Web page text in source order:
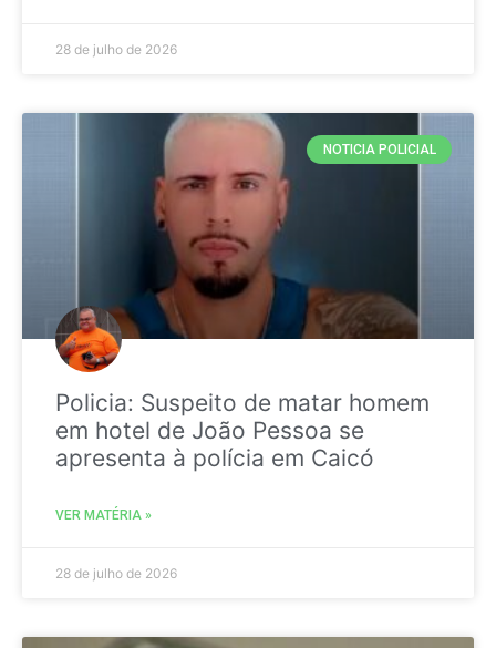
28 de julho de 2026
NOTICIA POLICIAL
Policia: Suspeito de matar homem
em hotel de João Pessoa se
apresenta à polícia em Caicó
VER MATÉRIA »
28 de julho de 2026